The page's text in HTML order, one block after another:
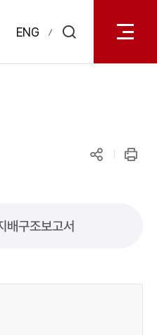
ENG
열기
배구조보고서